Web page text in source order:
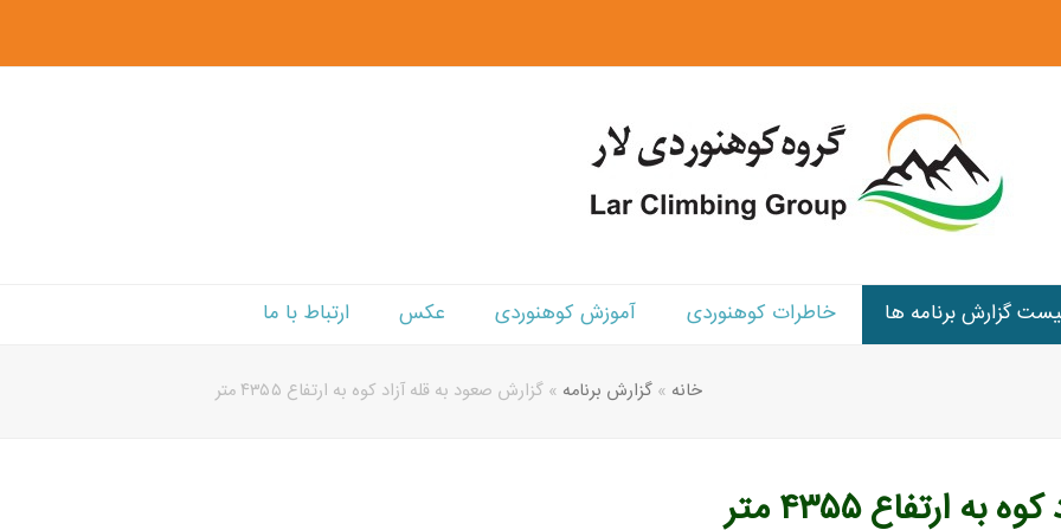
گزارش برنامه ها خاطرات کوهنوردی آموزش کوهنوردی عکس ارتباط با ما
خانه » گزارش برنامه » گزارش صعود به قله آزاد کوه به ارتفاع ۴۳۵۵ متر
ارتفاع ۴۳۵۵ متر